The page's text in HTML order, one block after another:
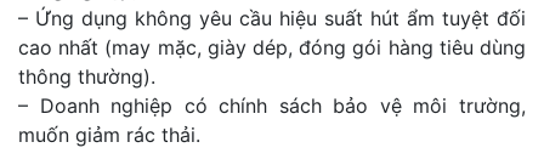
– Ứng dụng không yêu cầu hiệu suất hút ẩm tuyệt đối
cao nhất (may mặc, giày dép, đóng gói hàng tiêu dùng
thông thường).
– Doanh nghiệp có chính sách bảo vệ môi trường,
muốn giảm rác thải.